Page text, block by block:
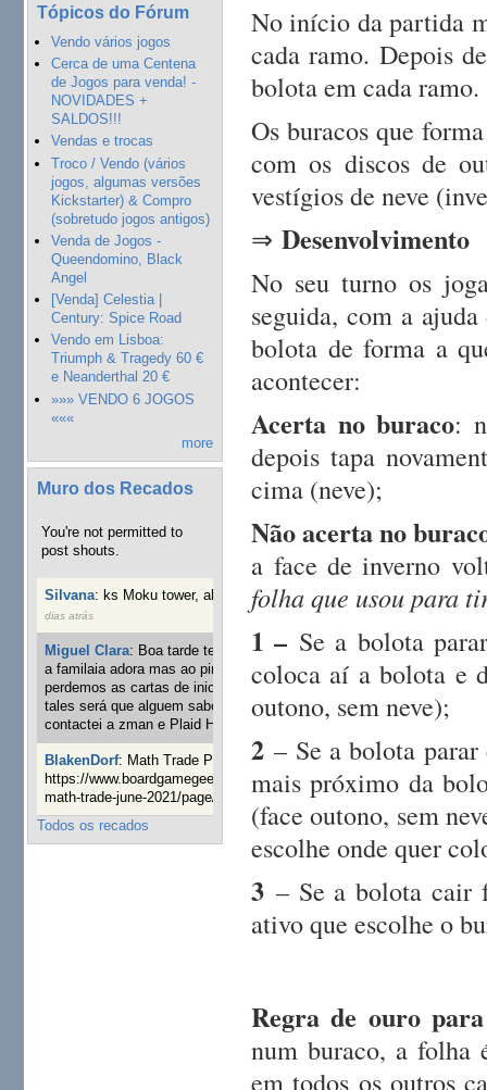
Tópicos do Fórum
Vendo vários jogos
Cerca de uma Centena
de Jogos para venda! -
NOVIDADES +
SALDOS!!!
Vendas e trocas
Troco / Vendo (vários
jogos, algumas versões
Kickstarter) & Compro
(sobretudo jogos antigos)
Venda de Jogos -
Queendomino, Black
Angel
[Venda] Celestia |
Century: Spice Road
Vendo em Lisboa:
Triumph & Tragedy 60 €
e Neanderthal 20 €
»»» VENDO 6 JOGOS
«««
more
Muro dos Recados
You're not permitted to
post shouts.
Silvana: ks Moku tower, alguém interessado?
40 semanas 3
dias atrás
Miguel Clara: Boa tarde tenho jogo Mice and mistics que
a familaia adora mas ao pintarmos as miniaturas
perdemos as cartas de iniciaticva da expanção downood
tales será que alguem sabe onde adquirir as cartas já
contactei a zman e Plaid Hat e nada
BlakenDorf: Math Trade Portuguesa a decorrer. Aqui:
https://www.boardgamegeek.com/geeklist/286035/portugal-
math-trade-june-2021/page/1
1 ano 9 semanas atrás
Todos os recados
No início da partida
cada ramo. Depois
bolota em cada ramo.
Os buracos que
com os discos de
vestígios de neve
⇒Desenvolvimento
No seu turno os
seguida, com a
bolota de forma a
acontecer:
Acerta no buraco:
depois tapa
cima (neve);
Não acerta no
a face de inverno
folha que usou para
1 – Se a bolota
coloca aí a bolota e
outono, sem neve);
2 – Se a bolota
mais próximo da
(face outono, sem
escolhe onde quer
3 – Se a bolota cair
ativo que escolhe o
Regra de ouro
num buraco, a folha
em todos os outros